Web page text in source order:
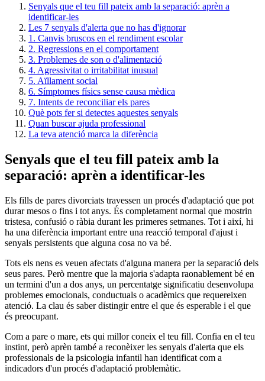
Senyals que el teu fill pateix amb la separació: aprèn a
identificar-les
Les 7 senyals d'alerta que no has d'ignorar
1. Canvis bruscos en el rendiment escolar
2. Regressions en el comportament
3. Problemes de son o d'alimentació
4. Agressivitat o irritabilitat inusual
5. Aïllament social
6. Símptomes físics sense causa mèdica
7. Intents de reconciliar els pares
Què pots fer si detectes aquestes senyals
Quan buscar ajuda professional
La teva atenció marca la diferència
Senyals que el teu fill pateix amb la
separació: aprèn a identificar-les
Els fills de pares divorciats travessen un procés d'adaptació que pot
durar mesos o fins i tot anys. És completament normal que mostrin
tristesa, confusió o ràbia durant les primeres setmanes. Tot i així, hi
ha una diferència important entre una reacció temporal d'ajust i
senyals persistents que alguna cosa no va bé.
Tots els nens es veuen afectats d'alguna manera per la separació dels
seus pares. Però mentre que la majoria s'adapta raonablement bé en
un termini d'un a dos anys, un percentatge significatiu desenvolupa
problemes emocionals, conductuals o acadèmics que requereixen
atenció. La clau és saber distingir entre el que és esperable i el que
és preocupant.
Com a pare o mare, ets qui millor coneix el teu fill. Confia en el teu
instint, però aprèn també a reconèixer les senyals d'alerta que els
professionals de la psicologia infantil han identificat com a
indicadors d'un procés d'adaptació problemàtic.